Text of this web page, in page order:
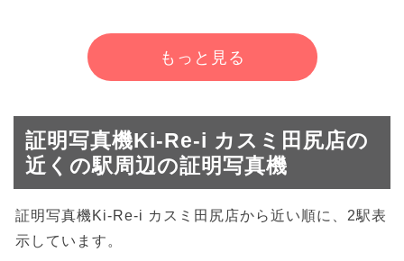
もっと見る
証明写真機Ki-Re-i カスミ田尻店の
近くの駅周辺の証明写真機
証明写真機Ki-Re-i カスミ田尻店から近い順に、2駅表
示しています。